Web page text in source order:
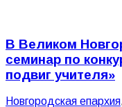
В Великом
семинар по
подвиг учителя»
Новгородская епархия